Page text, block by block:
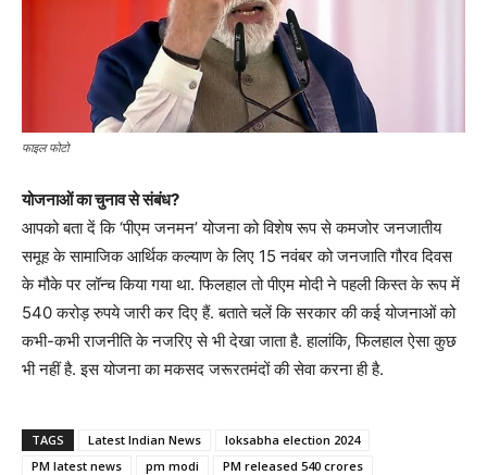
फाइल फोटो
योजनाओं का चुनाव से संबंध?
आपको बता दें कि ‘पीएम जनमन’ योजना को विशेष रूप से कमजोर जनजातीय
समूह के सामाजिक आर्थिक कल्याण के लिए 15 नवंबर को जनजाति गौरव दिवस
के मौके पर लॉन्च किया गया था. फिलहाल तो पीएम मोदी ने पहली किस्त के रूप में
540 करोड़ रुपये जारी कर दिए हैं. बताते चलें कि सरकार की कई योजनाओं को
कभी-कभी राजनीति के नजरिए से भी देखा जाता है. हालांकि, फिलहाल ऐसा कुछ
भी नहीं है. इस योजना का मकसद जरूरतमंदों की सेवा करना ही है.
TAGS Latest Indian News
loksabha election 2024
PM latest news
pm modi PM released 540 crores